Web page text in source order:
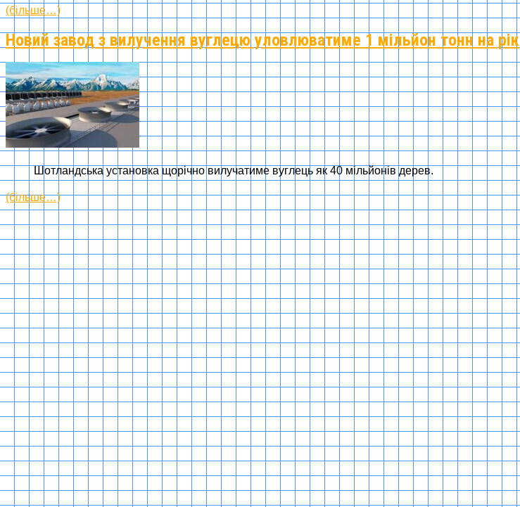
(більше…)
Новий завод з вилучення вуглецю уловлюватиме 1 мільйон тонн на рік
Шотландська установка щорічно вилучатиме вуглець як 40 мільйонів дерев.
(більше…)